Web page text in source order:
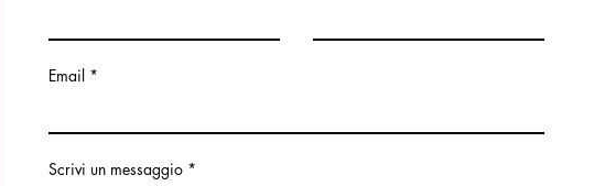
Email
Scrivi un messaggio